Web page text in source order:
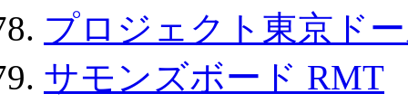
プロジェクト東京ド
サモンズボード RMT